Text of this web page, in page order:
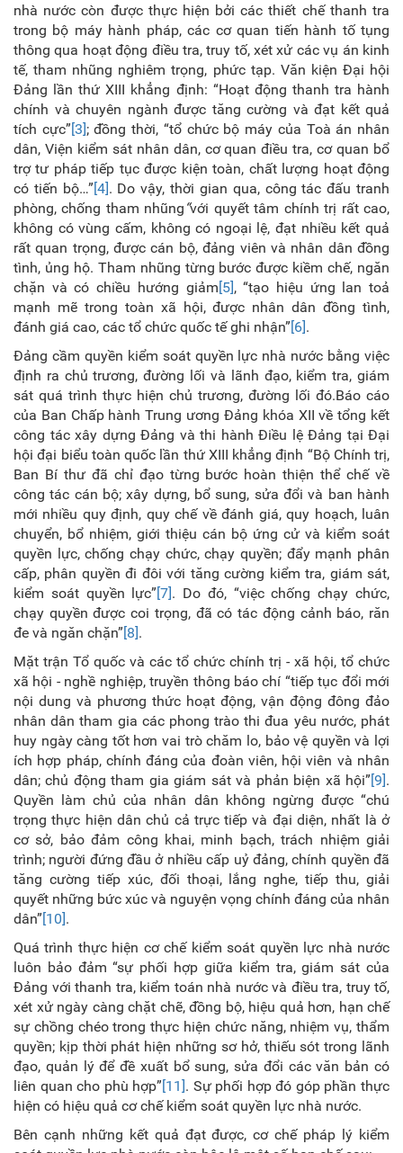
nhà nước còn được thực hiện bởi các thiết chế thanh tra
trong bộ máy hành pháp, các cơ quan tiến hành tố tụng
thông qua hoạt động điều tra, truy tố, xét xử các vụ án kinh
tế, tham nhũng nghiêm trọng, phức tạp. Văn kiện Đại hội
Đảng lần thứ XIII khẳng định: “Hoạt động thanh tra hành
chính và chuyên ngành được tăng cường và đạt kết quả
tích cực”[3]; đồng thời, “tổ chức bộ máy của Toà án nhân
dân, Viện kiểm sát nhân dân, cơ quan điều tra, cơ quan bổ
trợ tư pháp tiếp tục được kiện toàn, chất lượng hoạt động
có tiến bộ…”[4]. Do vậy, thời gian qua, công tác đấu tranh
phòng, chống tham nhũng “với quyết tâm chính trị rất cao,
không có vùng cấm, không có ngoại lệ, đạt nhiều kết quả
rất quan trọng, được cán bộ, đảng viên và nhân dân đồng
tình, ủng hộ. Tham nhũng từng bước được kiềm chế, ngăn
chặn và có chiều hướng giảm[5], “tạo hiệu ứng lan toả
mạnh mẽ trong toàn xã hội, được nhân dân đồng tình,
đánh giá cao, các tổ chức quốc tế ghi nhận”[6].
Đảng cầm quyền kiểm soát quyền lực nhà nước bằng việc
định ra chủ trương, đường lối và lãnh đạo, kiểm tra, giám
sát quá trình thực hiện chủ trương, đường lối đó.Báo cáo
của Ban Chấp hành Trung ương Đảng khóa XII về tổng kết
công tác xây dựng Đảng và thi hành Điều lệ Đảng tại Đại
hội đại biểu toàn quốc lần thứ XIII khẳng định “Bộ Chính trị,
Ban Bí thư đã chỉ đạo từng bước hoàn thiện thể chế về
công tác cán bộ; xây dựng, bổ sung, sửa đổi và ban hành
mới nhiều quy định, quy chế về đánh giá, quy hoạch, luân
chuyển, bổ nhiệm, giới thiệu cán bộ ứng cử và kiểm soát
quyền lực, chống chạy chức, chạy quyền; đẩy mạnh phân
cấp, phân quyền đi đôi với tăng cường kiểm tra, giám sát,
kiểm soát quyền lực”[7]. Do đó, “việc chống chạy chức,
chạy quyền được coi trọng, đã có tác động cảnh báo, răn
đe và ngăn chặn”[8].
Mặt trận Tổ quốc và các tổ chức chính trị - xã hội, tổ chức
xã hội - nghề nghiệp, truyền thông báo chí “tiếp tục đổi mới
nội dung và phương thức hoạt động, vận động đông đảo
nhân dân tham gia các phong trào thi đua yêu nước, phát
huy ngày càng tốt hơn vai trò chăm lo, bảo vệ quyền và lợi
ích hợp pháp, chính đáng của đoàn viên, hội viên và nhân
dân; chủ động tham gia giám sát và phản biện xã hội”[9].
Quyền làm chủ của nhân dân không ngừng được “chú
trọng thực hiện dân chủ cả trực tiếp và đại diện, nhất là ở
cơ sở, bảo đảm công khai, minh bạch, trách nhiệm giải
trình; người đứng đầu ở nhiều cấp uỷ đảng, chính quyền đã
tăng cường tiếp xúc, đối thoại, lắng nghe, tiếp thu, giải
quyết những bức xúc và nguyện vọng chính đáng của nhân
dân”[10].
Quá trình thực hiện cơ chế kiểm soát quyền lực nhà nước
luôn bảo đảm “sự phối hợp giữa kiểm tra, giám sát của
Đảng với thanh tra, kiểm toán nhà nước và điều tra, truy tố,
xét xử ngày càng chặt chẽ, đồng bộ, hiệu quả hơn, hạn chế
sự chồng chéo trong thực hiện chức năng, nhiệm vụ, thẩm
quyền; kịp thời phát hiện những sơ hở, thiếu sót trong lãnh
đạo, quản lý để đề xuất bổ sung, sửa đổi các văn bản có
liên quan cho phù hợp”[11]. Sự phối hợp đó góp phần thực
hiện có hiệu quả cơ chế kiểm soát quyền lực nhà nước.
Bên cạnh những kết quả đạt được, cơ chế pháp lý kiểm